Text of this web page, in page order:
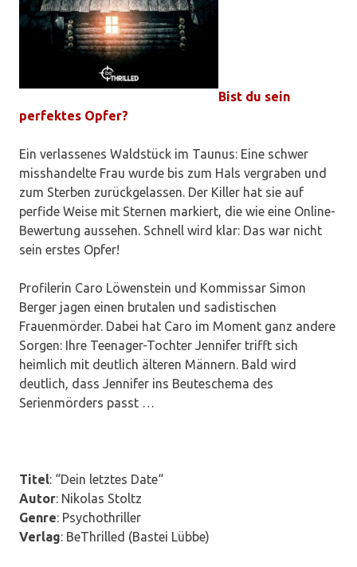
Bist du sein
perfektes Opfer?
Ein verlassenes Waldstück im Taunus: Eine schwer
misshandelte Frau wurde bis zum Hals vergraben und
zum Sterben zurückgelassen. Der Killer hat sie auf
perfide Weise mit Sternen markiert, die wie eine Online-
Bewertung aussehen. Schnell wird klar: Das war nicht
sein erstes Opfer!
Profilerin Caro Löwenstein und Kommissar Simon
Berger jagen einen brutalen und sadistischen
Frauenmörder. Dabei hat Caro im Moment ganz andere
Sorgen: Ihre Teenager-Tochter Jennifer trifft sich
heimlich mit deutlich älteren Männern. Bald wird
deutlich, dass Jennifer ins Beuteschema des
Serienmörders passt …
Titel: “Dein letztes Date“
Autor: Nikolas Stoltz
Genre: Psychothriller
Verlag: BeThrilled (Bastei Lübbe)